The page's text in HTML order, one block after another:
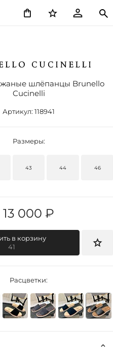
шлёпанцы Brunello
Cucinelli
Артикул: 118941
Размеры:
43 44 46
13 000 ₽
в корзину
41
Расцветки: